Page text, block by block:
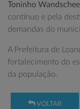
Toninho
contínuo e pela
demandas do
A Prefeitura de
fortalecimento do
da população.
VOLTAR